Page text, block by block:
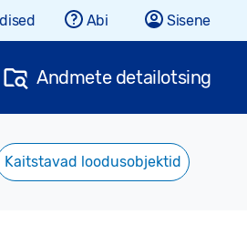
Abi Sisene
Andmete detailotsing
Kaitstavad loodusobjektid